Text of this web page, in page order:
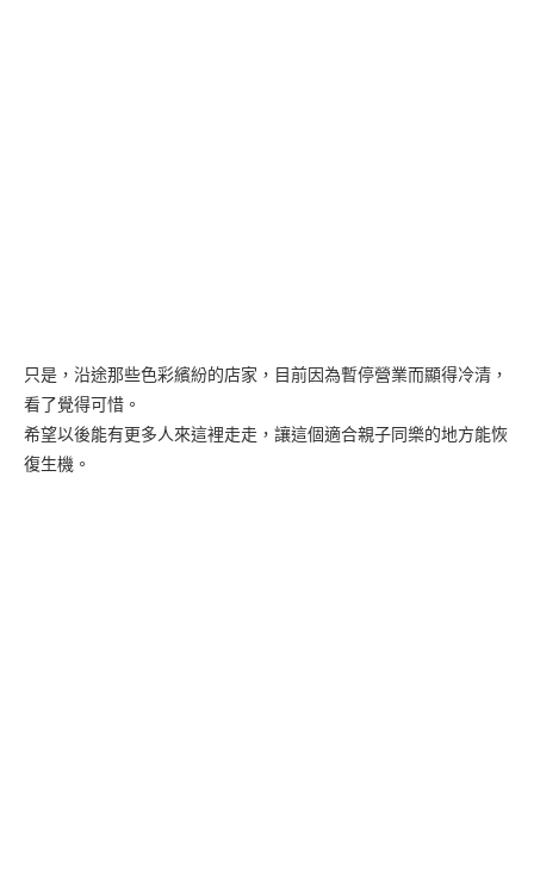
只是，沿途那些色彩繽紛的店家，目前因為暫停營業而顯得冷清，
看了覺得可惜。
希望以後能有更多人來這裡走走，讓這個適合親子同樂的地方能恢
復生機。